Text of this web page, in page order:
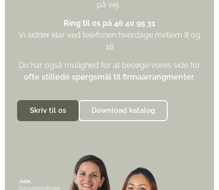
på vej.
Ring til os på 46 40 95 31
Vi sidder klar ved telefonen hverdage mellem 8 og
18
Du har også mulighed for at besøge vores side for
ofte stillede spørgsmål til firmaarrangmenter.
Skriv til os Download katalog